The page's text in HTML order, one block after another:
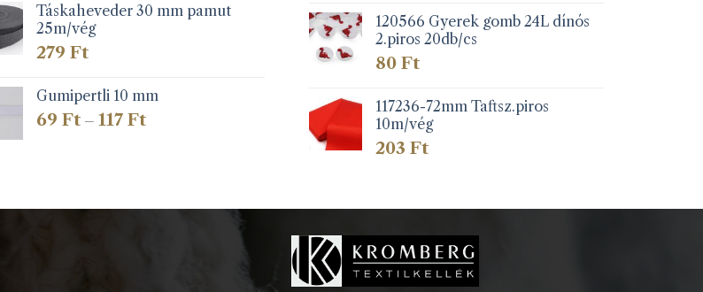
Táskaheveder 30 mm pamut
25m/vég
279Ft
Gumipertli 10 mm
69Ft – 117FtÁrtartomány:
120566 Gyerek gomb 24L dínós
2.piros 20db/cs
80Ft
117236-72mm Taftsz.piros
10m/vég
203Ft